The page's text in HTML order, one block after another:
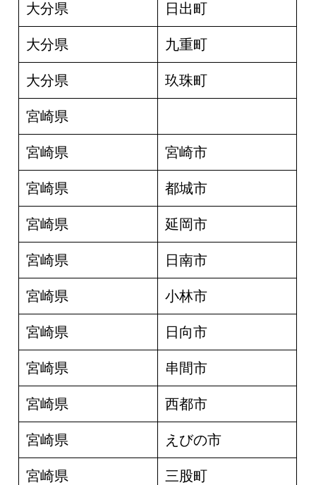
大分県 日出町
大分県 九重町
大分県 玖珠町
宮崎県
宮崎県 宮崎市
宮崎県 都城市
宮崎県 延岡市
宮崎県 日南市
宮崎県 小林市
宮崎県 日向市
宮崎県 串間市
宮崎県 西都市
宮崎県 えびの市
宮崎県 三股町